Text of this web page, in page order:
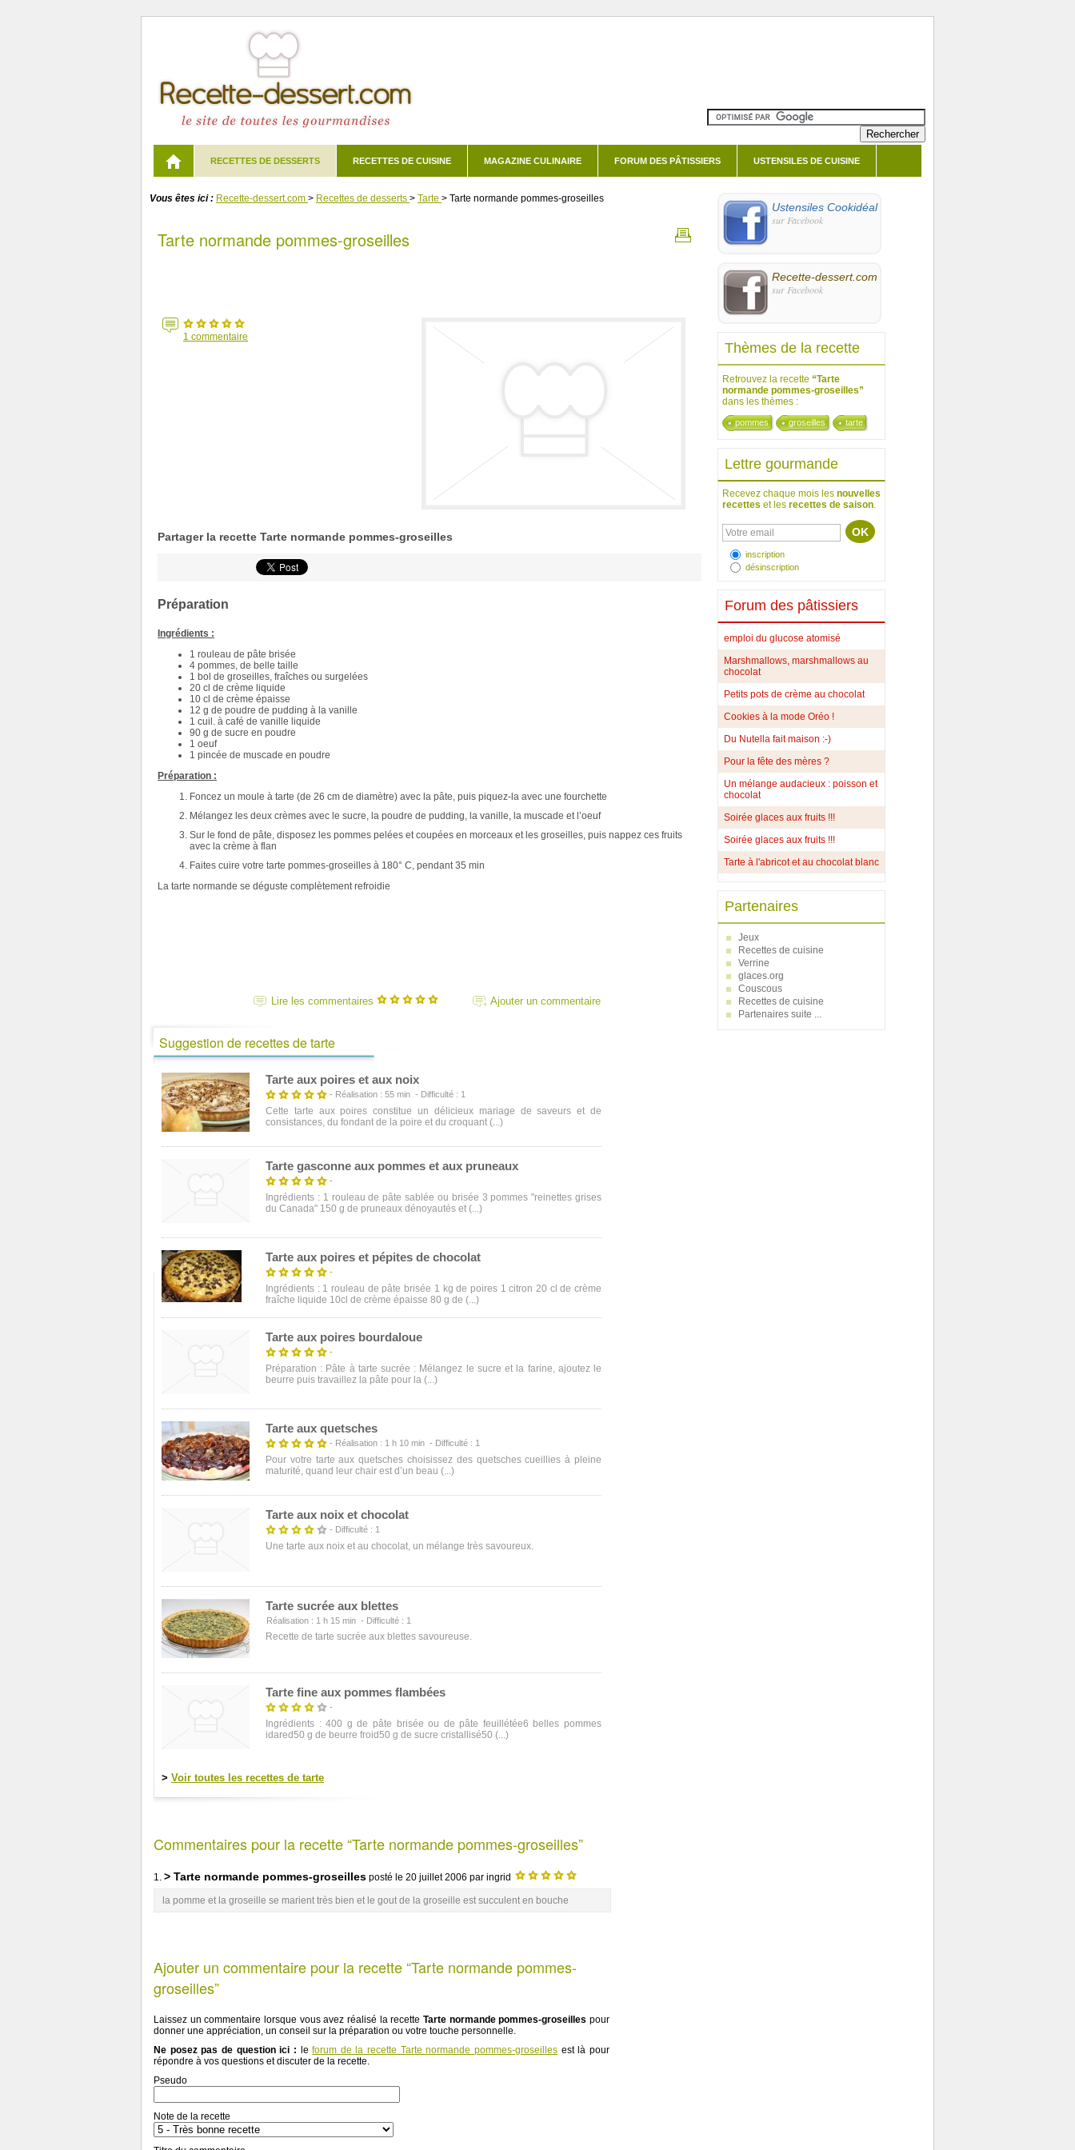
RECETTES DE DESSERTS RECETTES DE CUISINE MAGAZINE CULINAIRE FORUM DES PÂTISSIERS USTENSILES DE CUISINE
Vous êtes ici : Recette-dessert.com > Recettes de desserts > Tarte > Tarte normande pommes-groseilles
Tarte normande pommes-groseilles
1 commentaire
Partager la recette Tarte normande pommes-groseilles
Préparation
Ingrédients :
1 rouleau de pâte brisée
4 pommes, de belle taille
1 bol de groseilles, fraîches ou surgelées
20 cl de crème liquide
10 cl de crème épaisse
12 g de poudre de pudding à la vanille
1 cuil. à café de vanille liquide
90 g de sucre en poudre
1 oeuf
1 pincée de muscade en poudre
Préparation :
Foncez un moule à tarte (de 26 cm de diamètre) avec la pâte, puis piquez-la avec une fourchette
Mélangez les deux crèmes avec le sucre, la poudre de pudding, la vanille, la muscade et l’oeuf
Sur le fond de pâte, disposez les pommes pelées et coupées en morceaux et les groseilles, puis nappez ces fruits
avec la crème à flan
Faites cuire votre tarte pommes-groseilles à 180° C, pendant 35 min
La tarte normande se déguste complètement refroidie
Lire les commentaires Ajouter un commentaire
Suggestion de recettes de tarte
Tarte aux poires et aux noix
- Réalisation : 55 min - Difficulté : 1
Cette tarte aux poires constitue un délicieux mariage de saveurs et de
consistances, du fondant de la poire et du croquant (...)
Tarte gasconne aux pommes et aux pruneaux
-
Ingrédients : 1 rouleau de pâte sablée ou brisée 3 pommes "reinettes grises
du Canada" 150 g de pruneaux dénoyautés et (...)
Tarte aux poires et pépites de chocolat
-
Ingrédients : 1 rouleau de pâte brisée 1 kg de poires 1 citron 20 cl de crème
fraîche liquide 10cl de crème épaisse 80 g de (...)
Tarte aux poires bourdaloue
-
Préparation : Pâte à tarte sucrée : Mélangez le sucre et la farine, ajoutez le
beurre puis travaillez la pâte pour la (...)
Tarte aux quetsches
- Réalisation : 1 h 10 min - Difficulté : 1
Pour votre tarte aux quetsches choisissez des quetsches cueillies à pleine
maturité, quand leur chair est d’un beau (...)
Tarte aux noix et chocolat
- Difficulté : 1
Une tarte aux noix et au chocolat, un mélange très savoureux.
Tarte sucrée aux blettes
Réalisation : 1 h 15 min - Difficulté : 1
Recette de tarte sucrée aux blettes savoureuse.
Tarte fine aux pommes flambées
-
Ingrédients : 400 g de pâte brisée ou de pâte feuillétée6 belles pommes
idared50 g de beurre froid50 g de sucre cristallisé50 (...)
> Voir toutes les recettes de tarte
Commentaires pour la recette “Tarte normande pommes-groseilles”
1. > Tarte normande pommes-groseilles posté le 20 juillet 2006 par ingrid
la pomme et la groseille se marient très bien et le gout de la groseille est succulent en bouche
Ajouter un commentaire pour la recette “Tarte normande pommes-
groseilles”
Laissez un commentaire lorsque vous avez réalisé la recette Tarte normande pommes-groseilles pour
donner une appréciation, un conseil sur la préparation ou votre touche personnelle.
Ne posez pas de question ici :
leforum de la recette Tarte normande pommes-groseilles est là pour
répondre à vos questions et discuter de la recette.
Pseudo
Note de la recette
Ustensiles Cookidéal
sur Facebook
Recette-dessert.com
sur Facebook
Thèmes de la recette
Retrouvez la recette “Tarte
normande pommes-groseilles”
dans les thèmes :
pommes groseilles tarte
Lettre gourmande
Recevez chaque mois les nouvelles
recettes et les recettes de saison.
inscription
désinscription
Forum des pâtissiers
emploi du glucose atomisé
Marshmallows, marshmallows au
chocolat
Petits pots de crème au chocolat
Cookies à la mode Oréo !
Du Nutella fait maison :-)
Pour la fête des mères ?
Un mélange audacieux : poisson et
chocolat
Soirée glaces aux fruits !!!
Soirée glaces aux fruits !!!
Tarte à l'abricot et au chocolat blanc
Partenaires
Jeux
Recettes de cuisine
Verrine
glaces.org
Couscous
Recettes de cuisine
Partenaires suite ...